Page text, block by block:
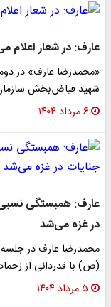
عارف: در شعار
«محمدرضا عارف» در
شهید فیاض‌بخش سازمان
۶ مرداد ۱۴۰۴
عارف: همبستگی نسبی
در غزه می‌شد
محمدرضا عارف در جلسه
(ص) با قدردانی از
۵ مرداد ۱۴۰۴